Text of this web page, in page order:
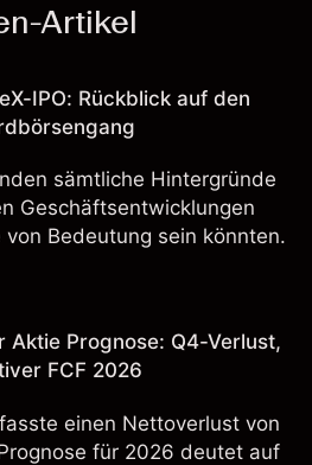
Artikel
IPO: Rückblick auf den
sämtliche Hintergründe
Geschäftsentwicklungen
Bedeutung sein könnten.
Aktie Prognose: Q4-Verlust,
FCF 2026
einen Nettoverlust von
für 2026 deutet auf